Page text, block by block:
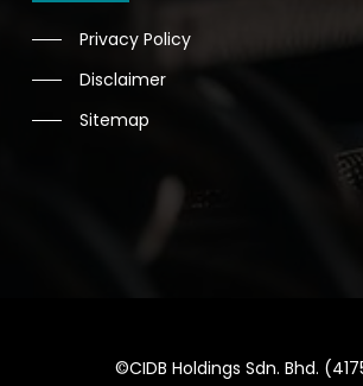
Privacy Policy
Disclaimer
Sitemap
©CIDB Holdings Sdn. Bhd.